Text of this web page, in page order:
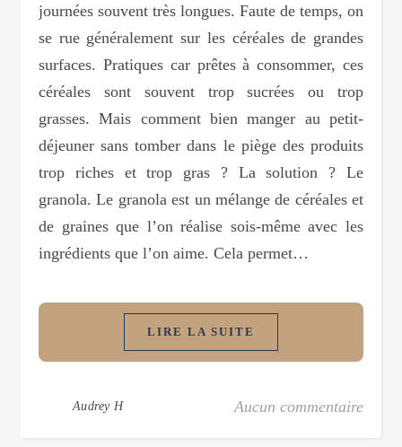
journées souvent très longues. Faute de temps, on
se rue généralement sur les céréales de grandes
surfaces. Pratiques car prêtes à consommer, ces
céréales sont souvent trop sucrées ou trop
grasses. Mais comment bien manger au petit-
déjeuner sans tomber dans le piège des produits
trop riches et trop gras ? La solution ? Le
granola. Le granola est un mélange de céréales et
de graines que l’on réalise sois-même avec les
ingrédients que l’on aime. Cela permet…
LIRE LA SUITE
Audrey H Aucun commentaire